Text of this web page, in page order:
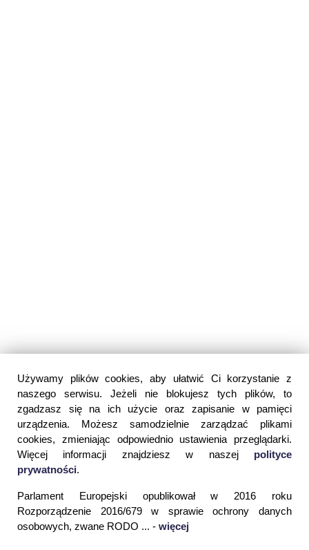
Używamy plików cookies, aby ułatwić Ci korzystanie z
naszego serwisu. Jeżeli nie blokujesz tych plików, to
zgadzasz się na ich użycie oraz zapisanie w pamięci
urządzenia. Możesz samodzielnie zarządzać plikami
cookies, zmieniając odpowiednio ustawienia przeglądarki.
Więcej informacji znajdziesz w naszej polityce
prywatności.
Parlament Europejski opublikował w 2016 roku
Rozporządzenie 2016/679 w sprawie ochrony danych
osobowych, zwane RODO ... - więcej